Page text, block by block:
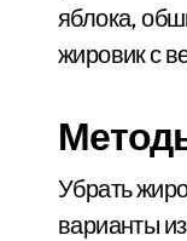
яблока,
жировик с
Убрать
варианты